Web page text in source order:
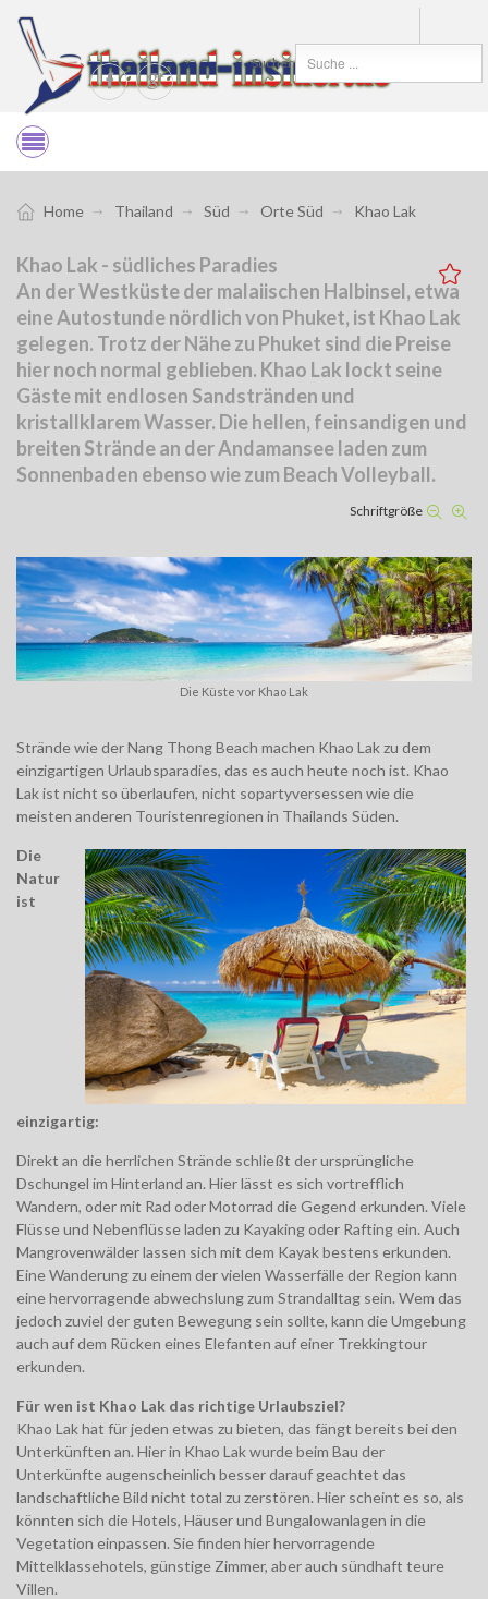
Suchen
Home Thailand Süd Orte Süd Khao Lak
Khao Lak - südliches Paradies
An der Westküste der malaiischen Halbinsel, etwa
eine Autostunde nördlich von Phuket, ist Khao Lak
gelegen. Trotz der Nähe zu Phuket sind die Preise
hier noch normal geblieben. Khao Lak lockt seine
Gäste mit endlosen Sandstränden und
kristallklarem Wasser. Die hellen, feinsandigen und
breiten Strände an der Andamansee laden zum
Sonnenbaden ebenso wie zum Beach Volleyball.
Schriftgröße
Die Küste vor Khao Lak
Strände wie der Nang Thong Beach machen Khao Lak zu dem
einzigartigen Urlaubsparadies, das es auch heute noch ist. Khao
Lak ist nicht so überlaufen, nicht sopartyversessen wie die
meisten anderen Touristenregionen in Thailands Süden.
Die
Natur
ist
einzigartig:
Direkt an die herrlichen Strände schließt der ursprüngliche
Dschungel im Hinterland an. Hier lässt es sich vortrefflich
Wandern, oder mit Rad oder Motorrad die Gegend erkunden. Viele
Flüsse und Nebenflüsse laden zu Kayaking oder Rafting ein. Auch
Mangrovenwälder lassen sich mit dem Kayak bestens erkunden.
Eine Wanderung zu einem der vielen Wasserfälle der Region kann
eine hervorragende abwechslung zum Strandalltag sein. Wem das
jedoch zuviel der guten Bewegung sein sollte, kann die Umgebung
auch auf dem Rücken eines Elefanten auf einer Trekkingtour
erkunden.
Für wen ist Khao Lak das richtige Urlaubsziel?
Khao Lak hat für jeden etwas zu bieten, das fängt bereits bei den
Unterkünften an. Hier in Khao Lak wurde beim Bau der
Unterkünfte augenscheinlich besser darauf geachtet das
landschaftliche Bild nicht total zu zerstören. Hier scheint es so, als
könnten sich die Hotels, Häuser und Bungalowanlagen in die
Vegetation einpassen. Sie finden hier hervorragende
Mittelklassehotels, günstige Zimmer, aber auch sündhaft teure
Villen.